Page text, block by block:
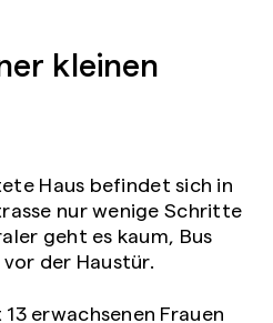
kleinen
Haus befindet sich in
nur wenige Schritte
geht es kaum, Bus
der Haustür.
erwachsenen Frauen